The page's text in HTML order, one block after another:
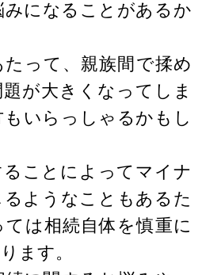
になることがあるか
って、親族間で揉め
が大きくなってしま
いらっしゃるかもし
ることによってマイナ
ようなこともあるた
は相続自体を慎重に
ます。